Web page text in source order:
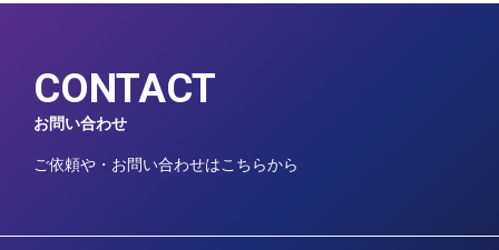
CONTACT
お問い合わせ
ご依頼や・お問い合わせはこちらから